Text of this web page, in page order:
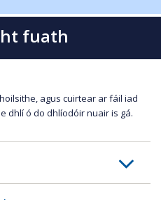
fuath
agus cuirtear ar fáil iad
dhlí ó do dhlíodóir nuair is gá.